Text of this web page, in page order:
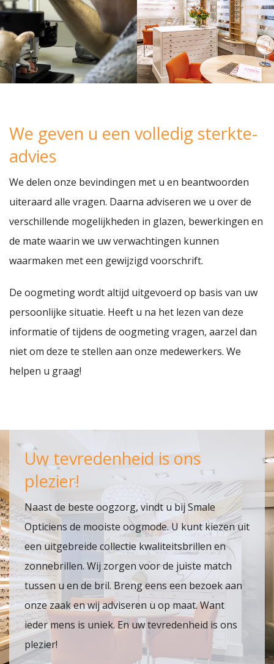
We geven u een volledig sterkte-
advies
We delen onze bevindingen met u en beantwoorden
uiteraard alle vragen. Daarna adviseren we u over de
verschillende mogelijkheden in glazen, bewerkingen en
de mate waarin we uw verwachtingen kunnen
waarmaken met een gewijzigd voorschrift.
De oogmeting wordt altijd uitgevoerd op basis van uw
persoonlijke situatie. Heeft u na het lezen van deze
informatie of tijdens de oogmeting vragen, aarzel dan
niet om deze te stellen aan onze medewerkers. We
helpen u graag!
Uw tevredenheid is ons
plezier!
Naast de beste oogzorg, vindt u bij Smale
Opticiens de mooiste oogmode. U kunt kiezen uit
een uitgebreide collectie kwaliteitsbrillen en
zonnebrillen. Wij zorgen voor de juiste match
tussen u en de bril. Breng eens een bezoek aan
onze zaak en wij adviseren u op maat. Want
ieder mens is uniek. En uw tevredenheid is ons
plezier!